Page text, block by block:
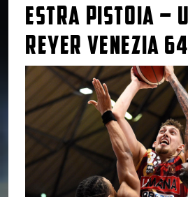
ESTRA PISTOIA –
REYER VENEZIA